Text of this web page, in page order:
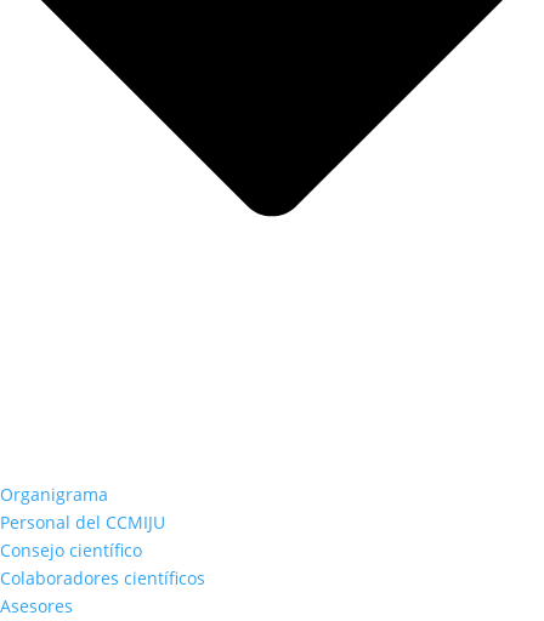
Organigrama
Personal del CCMIJU
Consejo científico
Colaboradores científicos
Asesores